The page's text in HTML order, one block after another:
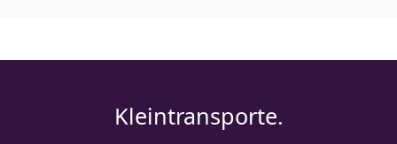
Kleintransporte.